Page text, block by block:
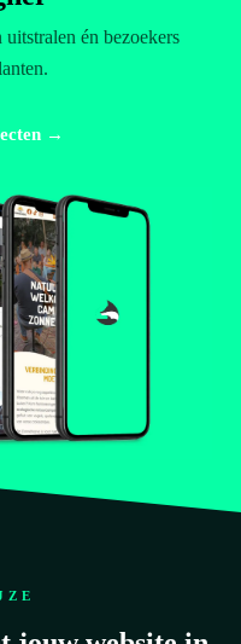
én bezoekers
→